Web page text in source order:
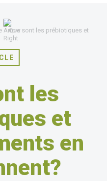
Que sont les prébiotiques et
les
et
en